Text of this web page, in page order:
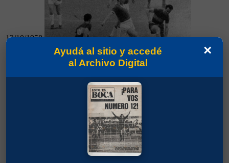
12/10/1958
Argentinos 1 - Boca 0
Boca 2 - Huracán 2
×
Ayudá al sitio y accedé
al Archivo Digital